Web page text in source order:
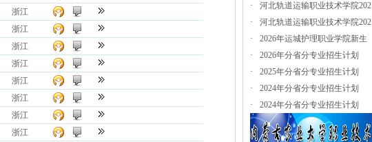
浙江
浙江
浙江
浙江
浙江
浙江
浙江
浙江
·
河北轨道运输职业技术学院202
·
河北轨道运输职业技术学院202
·
2026年运城护理职业学院新生
·
2026年分省分专业招生计划
·
2025年分省分专业招生计划
·
2024年分省分专业招生计划
·
2024年分省分专业招生计划